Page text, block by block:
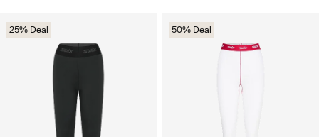
25% Deal 50% Deal